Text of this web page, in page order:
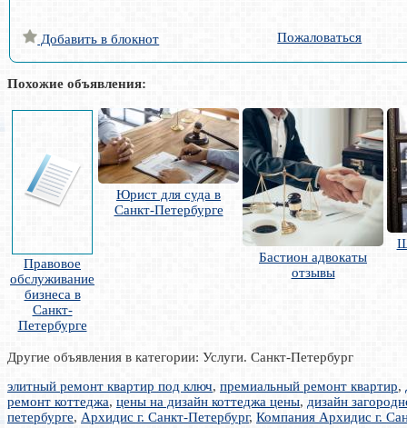
Добавить в блокнот Пожаловаться
Похожие объявления:
Правовое
обслуживание
бизнеса в
Санкт-
Петербурге
Юрист для суда в
Санкт-Петербурге
Бастион адвокаты
отзывы
Другие объявления в категории: Услуги. Санкт-Петербург
элитный ремонт квартир под ключ, премиальный ремонт квартир,
ремонт коттеджа, цены на дизайн коттеджа цены, дизайн
петербурге, Архидис г. Санкт-Петербург, Компания Архидис г.